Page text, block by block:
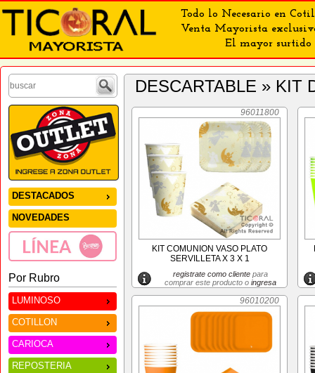
Todo lo Necesario en
Venta Mayorista
El mayor surtido
DESTACADOS
NOVEDADES
Por Rubro
LUMINOSO
COTILLON
CARIOCA
REPOSTERIA
DESCARTABLE » KIT
96011800
KIT COMUNION VASO PLATO
SERVILLETA X 3 X 1
registrate como clientepara
comprar este producto o ingresa
96010200